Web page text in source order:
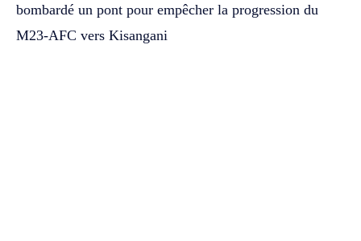
bombardé un pont pour empêcher la progression du
M23-AFC vers Kisangani